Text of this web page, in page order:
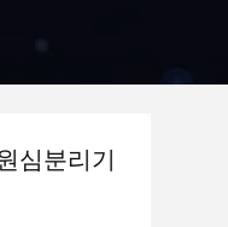
심분리기